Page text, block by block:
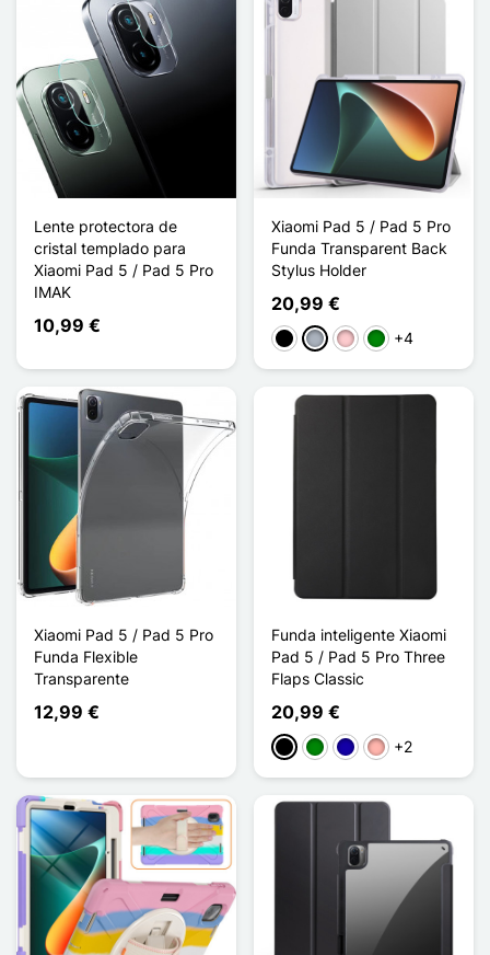
Lente protectora de
cristal templado para
Xiaomi Pad 5 / Pad 5 Pro
IMAK
10,99 €
Xiaomi Pad 5 / Pad 5 Pro
Funda Transparent Back
Stylus Holder
20,99 €
Negro
Gris RosaVerde
+4
Xiaomi Pad 5 / Pad 5 Pro
Funda Flexible
Transparente
12,99 €
Funda inteligente Xiaomi
Pad 5 / Pad 5 Pro Three
Flaps Classic
20,99 €
NegroVerdeAzul oscuro
Oro rosa
+2